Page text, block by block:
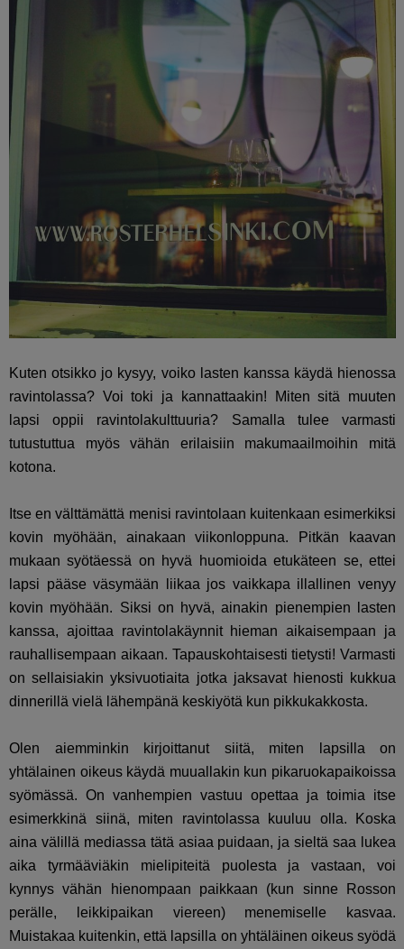
Kuten otsikko jo kysyy, voiko lasten kanssa käydä hienossa
ravintolassa? Voi toki ja kannattaakin! Miten sitä muuten
lapsi oppii ravintolakulttuuria? Samalla tulee varmasti
tutustuttua myös vähän erilaisiin makumaailmoihin mitä
kotona.
Itse en välttämättä menisi ravintolaan kuitenkaan esimerkiksi
kovin myöhään, ainakaan viikonloppuna. Pitkän kaavan
mukaan syötäessä on hyvä huomioida etukäteen se, ettei
lapsi pääse väsymään liikaa jos vaikkapa illallinen venyy
kovin myöhään. Siksi on hyvä, ainakin pienempien lasten
kanssa, ajoittaa ravintolakäynnit hieman aikaisempaan ja
rauhallisempaan aikaan. Tapauskohtaisesti tietysti! Varmasti
on sellaisiakin yksivuotiaita jotka jaksavat hienosti kukkua
dinnerillä vielä lähempänä keskiyötä kun pikkukakkosta.
Olen aiemminkin kirjoittanut siitä, miten lapsilla on
yhtälainen oikeus käydä muuallakin kun pikaruokapaikoissa
syömässä. On vanhempien vastuu opettaa ja toimia itse
esimerkkinä siinä, miten ravintolassa kuuluu olla. Koska
aina välillä mediassa tätä asiaa puidaan, ja sieltä saa lukea
aika tyrmääviäkin mielipiteitä puolesta ja vastaan, voi
kynnys vähän hienompaan paikkaan (kun sinne Rosson
perälle, leikkipaikan viereen) menemiselle kasvaa.
Muistakaa kuitenkin, että lapsilla on yhtäläinen oikeus syödä